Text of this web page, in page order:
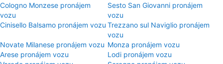
Cologno Monzese pronájem
vozu
Sesto San Giovanni pronájem
vozu
Cinisello Balsamo pronájem vozu Trezzano sul Naviglio pronájem
vozu
Novate Milanese pronájem vozu Monza pronájem vozu
Arese pronájem vozu
Lodi pronájem vozu